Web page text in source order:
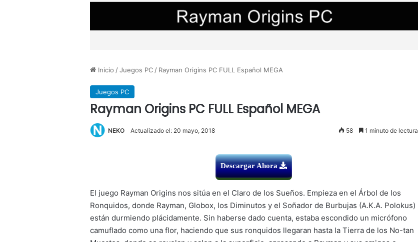
Inicio / Juegos PC / Rayman Origins PC FULL Español MEGA
Juegos PC
Rayman Origins PC FULL Español MEGA
NEKO Actualizado el: 20 mayo, 2018 58 1 minuto de lectura
Descargar Ahora
El juego Rayman Origins nos sitúa en el Claro de los Sueños. Empieza en el Árbol de los
Ronquidos, donde Rayman, Globox, los Diminutos y el Soñador de Burbujas (A.K.A. Polokus)
están durmiendo plácidamente. Sin haberse dado cuenta, estaba escondido un micrófono
camuflado como una flor, haciendo que sus ronquidos llegaran hasta la Tierra de los No-tan